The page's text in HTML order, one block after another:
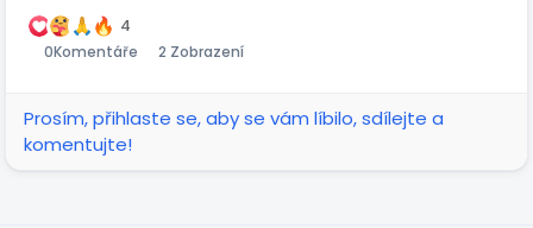
palici a je klid🤣💯 Boží Slovo je totiž mocné a ostřejší
než jakýkoliv dvousečný meč takže tím krásně ďábla
hubu 🤣💯 a to vždy funguje a je klídeček 💯 když ti
ďábel přivede podrážděnou ségru nebo bráchu kteří
4
0Komentáře 2 Zobrazení
Prosím, přihlaste se, aby se vám líbilo, sdílejte a
komentujte!